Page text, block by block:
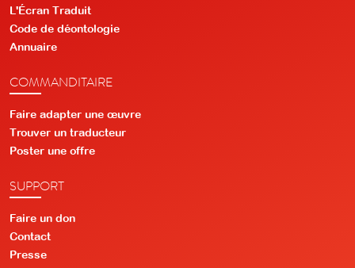
L'Écran Traduit
Code de déontologie
Annuaire
COMMANDITAIRE
Faire adapter une œuvre
Trouver un traducteur
Poster une offre
SUPPORT
Faire un don
Contact
Presse